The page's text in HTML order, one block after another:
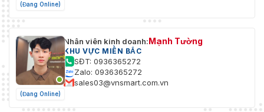
(Đang Online)
(Đang Online)
Nhân viên kinh doanh:Mạnh Tường
KHU VỰC MIỀN BẮC
SĐT: 0936365272
Zalo: 0936365272
sales03@vnsmart.com.vn